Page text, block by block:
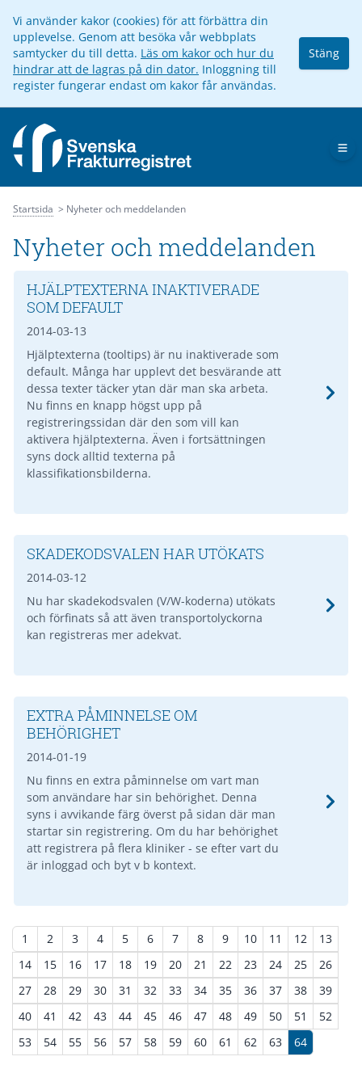
Vi använder kakor (cookies) för att förbättra din
upplevelse. Genom att besöka vår webbplats
samtycker du till detta. Läs om kakor och hur du
hindrar att de lagras på din dator. Inloggning till
register fungerar endast om kakor får användas.
Stäng
Startsida Nyheter och meddelanden
Nyheter och meddelanden
HJÄLPTEXTERNA INAKTIVERADE
SOM DEFAULT
2014-03-13
Hjälptexterna (tooltips) är nu inaktiverade som
default. Många har upplevt det besvärande att
dessa texter täcker ytan där man ska arbeta.
Nu finns en knapp högst upp på
registreringssidan där den som vill kan
aktivera hjälptexterna. Även i fortsättningen
syns dock alltid texterna på
klassifikationsbilderna.
SKADEKODSVALEN HAR UTÖKATS
2014-03-12
Nu har skadekodsvalen (V/W-koderna) utökats
och förfinats så att även transportolyckorna
kan registreras mer adekvat.
EXTRA PÅMINNELSE OM
BEHÖRIGHET
2014-01-19
Nu finns en extra påminnelse om vart man
som användare har sin behörighet. Denna
syns i avvikande färg överst på sidan där man
startar sin registrering. Om du har behörighet
att registrera på flera kliniker - se efter vart du
är inloggad och byt v b kontext.
1 2 3 4 5 6 7 8 9 10 11 12
13
14
15 16 17 18 19 20 21 22 23 24 25
26
27
28 29 30 31 32 33 34 35 36 37 38
39
40
41 42 43 44 45 46 47 48 49 50 51
52
53
54 55 56 57 58 59 60 61 62 63 64